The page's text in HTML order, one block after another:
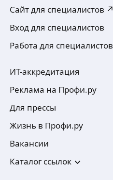
Сайт для специалистов ↗
Вход для специалистов
Работа для специалистов
ИТ-аккредитация
Реклама на Профи.ру
Для прессы
Жизнь в Профи.ру
Вакансии
Каталог ссылок